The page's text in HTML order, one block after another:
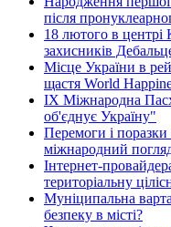
після
18 лютого в центрі
захисників
Місце України в
щастя World
ІХ Міжнародна
об'єднує Україну"
Перемоги і поразки
міжнародний
Інтернет-
територіальну
Муніципальна
безпеку в місті?